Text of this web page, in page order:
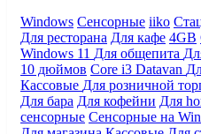
Windows Сенсорные iiko
Для ресторана Для кафе 4GB
Windows 11 Для общепита
10 дюймов Core i3 Datavan
Кассовые Для розничной
Для бара Для кофейни Для
сенсорные Сенсорные на